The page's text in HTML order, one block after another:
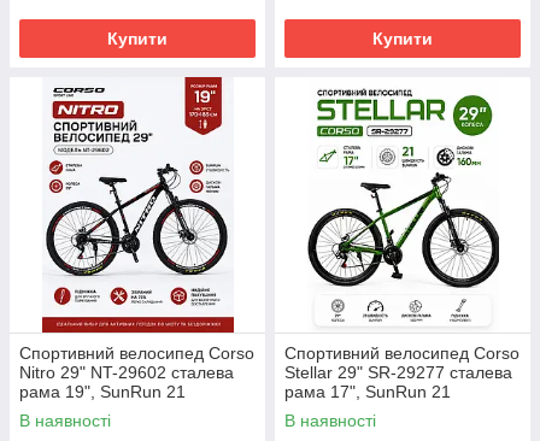
Купити Купити
Спортивний велосипед Corso
Nitro 29" NT-29602 сталева
рама 19", SunRun 21
швидкість, дискові гальма
160мм, підніжка, зібраний на
В наявності
Спортивний велосипед Corso
Stellar 29" SR-29277 сталева
рама 17", SunRun 21
швидкість, дискові гальма
160мм, підніжка, зібраний на
В наявності